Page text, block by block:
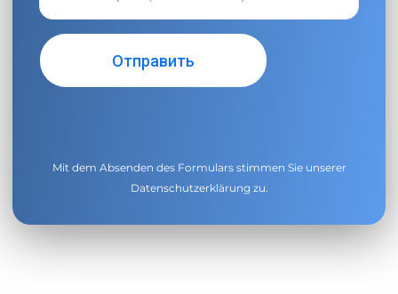
Mit dem Absenden des Formulars stimmen Sie unserer
Datenschutzerklärung zu.